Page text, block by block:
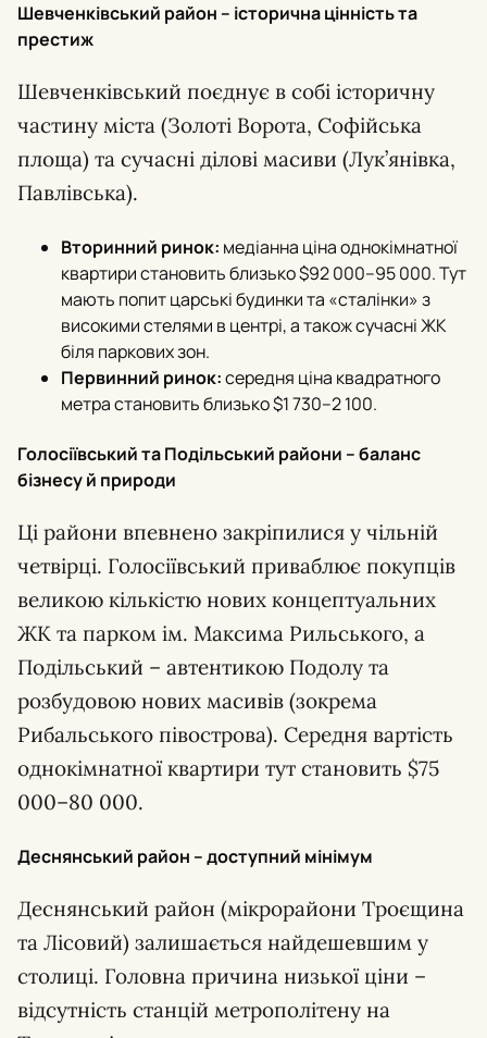
Шевченківський район – історична цінність та
престиж
Шевченківський поєднує в собі історичну
частину міста (Золоті Ворота, Софійська
площа) та сучасні ділові масиви (Лук’янівка,
Павлівська).
Вторинний ринок: медіанна ціна однокімнатної
квартири становить близько $92 000–95 000. Тут
мають попит царські будинки та «сталінки» з
високими стелями в центрі, а також сучасні ЖК
біля паркових зон.
Первинний ринок:середня ціна квадратного
метра становить близько $1 730–2 100.
Голосіївський та Подільський райони – баланс
бізнесу й природи
Ці райони впевнено закріпилися у чільній
четвірці. Голосіївський приваблює покупців
великою кількістю нових концептуальних
ЖК та парком ім. Максима Рильського, а
Подільський – автентикою Подолу та
розбудовою нових масивів (зокрема
Рибальського півострова). Середня вартість
однокімнатної квартири тут становить $75
000–80 000.
Деснянський район – доступний мінімум
Деснянський район (мікрорайони Троєщина
та Лісовий) залишається найдешевшим у
столиці. Головна причина низької ціни –
відсутність станцій метрополітену на